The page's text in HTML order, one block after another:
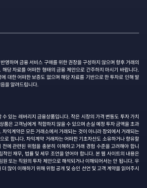
영하며 금융 서비스 구매를 위한 권장을 구성하지 않으며 향후 거래의
당 자료를 어떠한 형태의 금융 제안으로 간주하지 마시기 바랍니다.
대한 어떠한 보증도 없으며 해당 자료를 기반으로 한 투자로 인해 발
을 알려드립니다.
있는 레버리지 금융상품입니다. 작은 시장의 가격 변동도 투자 가치
품은 고객님에게 적합하지 않을 수 있으며 손실 예정 투자 금액을 초과
익계약은 모든 거래소에서 거래되는 것이 아니라 장외에서 거래되는
로 합니다. 차익계약 거래자는 어떠한 기초자산도 소유하거나 향유할
에 관련된 위험을 충분히 이해하고 거래 경험 수준을 고려해야 합니
적인 재무, 법률 및 세무 조언을 얻어야 합니다. 본 웹 사이트의 내용은
원 또는 직원의 투자 제안으로 해석되거나 이해되어서는 안 됩니다. 우
많이 이해하기 위해 위험 공개 및 승인 선언 및 고객 계약을 읽어주시